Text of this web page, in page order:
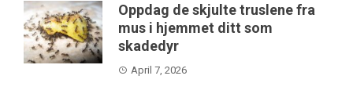
Oppdag de skjulte truslene fra
mus i hjemmet ditt som
skadedyr
April 7, 2026